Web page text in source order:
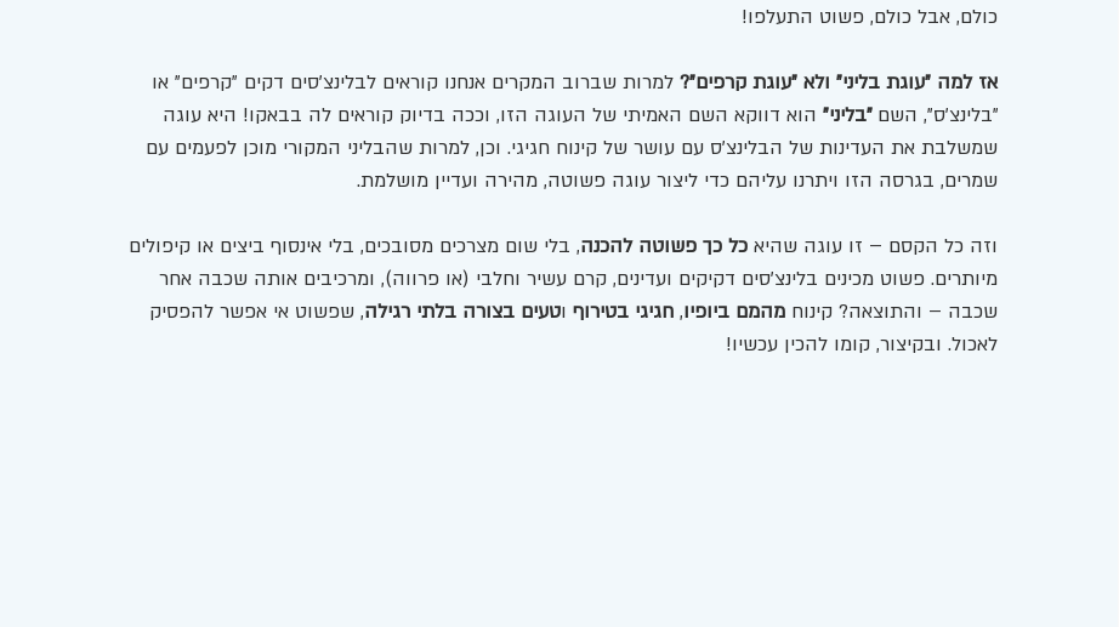
כולם, אבל כולם, פשוט התעלפו!
אז למה "עוגת בליני" ולא "עוגת קרפים"? למרות שברוב המקרים אנחנו קוראים לבלינצ'סים דקים "קרפים" או
"בלינצ'ס", השם "בליני" הוא דווקא השם האמיתי של העוגה הזו, וככה בדיוק קוראים לה בבאקו! היא עוגה
שמשלבת את העדינות של הבלינצ'ס עם עושר של קינוח חגיגי. וכן, למרות שהבליני המקורי מוכן לפעמים עם
שמרים, בגרסה הזו ויתרנו עליהם כדי ליצור עוגה פשוטה, מהירה ועדיין מושלמת.
וזה כל הקסם – זו עוגה שהיא כל כך פשוטה להכנה, בלי שום מצרכים מסובכים, בלי אינסוף ביצים או קיפולים
מיותרים. פשוט מכינים בלינצ'סים דקיקים ועדינים, קרם עשיר וחלבי (או פרווה), ומרכיבים אותה שכבה אחר
שכבה – והתוצאה? קינוח מהמם ביופיו, חגיגי בטירוף וטעים בצורה בלתי רגילה, שפשוט אי אפשר להפסיק
לאכול. ובקיצור, קומו להכין עכשיו!